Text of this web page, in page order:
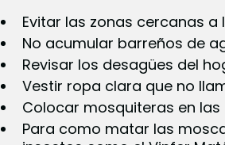
Evitar las zonas cercanas
No acumular barreños de
Revisar los desagües del
Vestir ropa clara que no
Colocar mosquiteras en
Para como matar las